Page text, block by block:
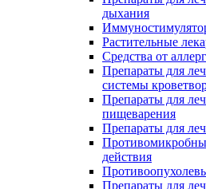
дыхания
Растительные
Средства от
Препараты для
системы
Препараты для
пищеварения
Препараты для
действия
Препараты для